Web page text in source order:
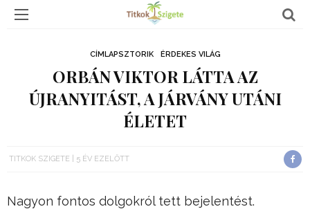
CÍMLAPSZTORIK ÉRDEKES VILÁG
ORBÁN VIKTOR LÁTTA AZ
ÚJRANYITÁST, A JÁRVÁNY UTÁNI
ÉLETET
TITKOK SZIGETE 5 ÉV EZELŐTT
Nagyon fontos dolgokról tett bejelentést.